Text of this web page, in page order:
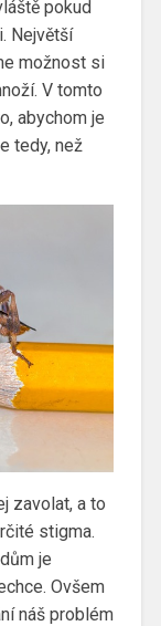
pokud
Největší
možnost si
V tomto
abychom je
tedy, než
zavolat, a to
stigma.
je
Ovšem
náš problém